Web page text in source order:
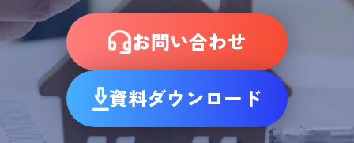
お問い合わせ
資料ダウンロード